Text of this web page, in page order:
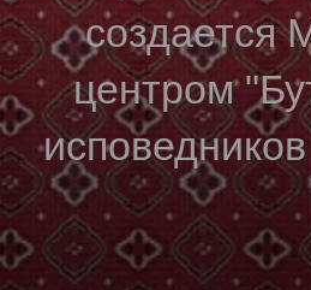
создается
центром